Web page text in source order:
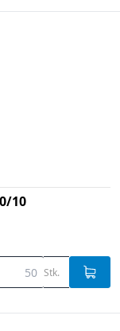
10
Stk.